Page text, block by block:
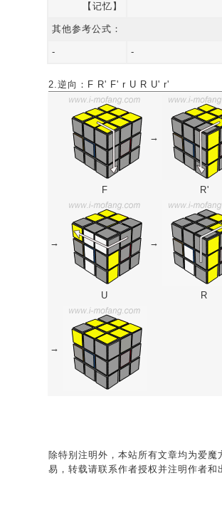
【记忆】
其他参考公式：
- -
2.逆向：F R' F' r U R U' r'
→
F R'
→ →
U R
→
除特别注明外，本站所有文章均为爱
易，转载请联系作者授权并注明作者